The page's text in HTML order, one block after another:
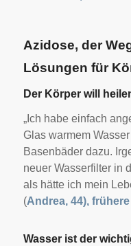
Azidose, der
Lösungen für
Der Körper will
„Ich habe einfach
Glas warmem
Basenbäder dazu.
neuer Wasserfilter in
als hätte ich mein
(Andrea, 44),
Wasser ist der